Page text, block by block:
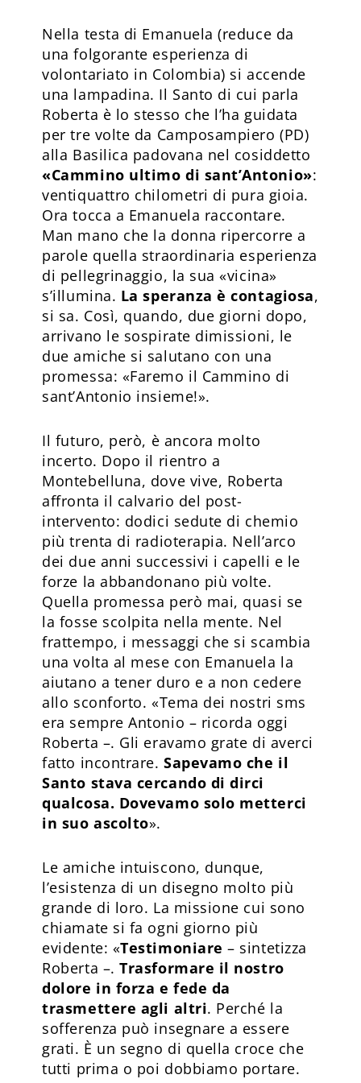
Nella testa di Emanuela (reduce da
una folgorante esperienza di
volontariato in Colombia) si accende
una lampadina. Il Santo di cui parla
Roberta è lo stesso che l’ha guidata
per tre volte da Camposampiero (PD)
alla Basilica padovana nel cosiddetto
«Cammino ultimo di sant’Antonio»:
ventiquattro chilometri di pura gioia.
Ora tocca a Emanuela raccontare.
Man mano che la donna ripercorre a
parole quella straor­dinaria esperienza
di pellegrinaggio, la sua «vicina»
s’illumina. La speranza è contagiosa,
si sa. Così, quando, due giorni dopo,
arrivano le sospirate dimissioni, le
due amiche si salutano con una
promessa: «Faremo il Cammino di
sant’Antonio insieme!».
Il futuro, però, è ancora molto
incerto. Dopo il rientro a
Montebelluna, dove vive, Roberta
affronta il calvario del post-
intervento: dodici sedute di chemio
più trenta di radioterapia. Nell’arco
dei due anni successivi i capelli e le
forze la abbandonano più volte.
Quella promessa però mai, quasi se
la fosse scolpita nella mente. Nel
frattempo, i messaggi che si scambia
una volta al mese con Emanuela la
aiutano a tener duro e a non cedere
allo sconforto. «Tema dei nostri sms
era sempre Antonio – ricorda oggi
Roberta –. Gli eravamo grate di averci
fatto incontrare.Sapevamo che il
Santo stava cercando di dirci
qualcosa. Dovevamo solo metterci
in suo ascolto».
Le amiche intuiscono, dunque,
l’esistenza di un disegno molto più
grande di loro. La missione cui sono
chiamate si fa ogni giorno più
evidente: «Testimoniare – sintetizza
Roberta –.Trasformare il nostro
dolore in forza e fede da
trasmettere agli altri. Perché la
sofferenza può insegnare a essere
grati. È un segno di quella croce che
tutti prima o poi dobbiamo portare.